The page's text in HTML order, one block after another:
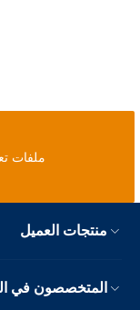
ملفات
منتجات العميل
المتخصصون في